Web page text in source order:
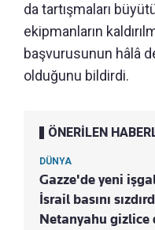
da tartışmaları
ekipmanların
başvurusunun hâlâ
olduğunu bildirdi.
ÖNERİLEN
DÜNYA
Gazze'de yeni işgal
İsrail basını
Netanyahu gizlice